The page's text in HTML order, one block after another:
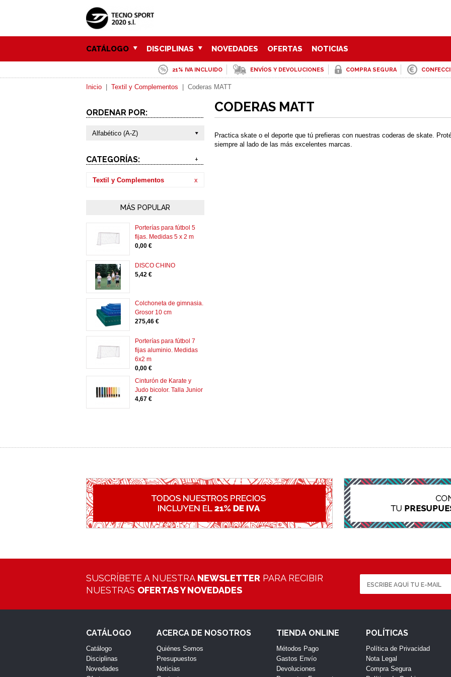
CATÁLOGO DISCIPLINAS NOVEDADES OFERTAS NOTICIAS
21% IVA INCLUIDO ENVÍOS Y DEVOLUCIONES COMPRA SEGURA
Inicio Textil y Complementos Coderas MATT
ORDENAR POR:
Alfabético (A-Z)
CATEGORÍAS: +
Textil y Complementos x
MÁS POPULAR
Porterías para fútbol 5
fijas. Medidas 5 x 2 m
0,00 €
DISCO CHINO
5,42 €
Colchoneta de gimnasia.
Grosor 10 cm
275,46 €
Porterías para fútbol 7
fijas aluminio. Medidas
6x2 m
0,00 €
Cinturón de Karate y
Judo bicolor. Talla Junior
4,67 €
CODERAS MATT
Practica skate o el deporte que tú prefieras con nuestras coderas de skate.
siempre al lado de las más excelentes marcas.
SUSCRÍBETE A NUESTRA NEWSLETTER PARA RECIBIR
NUESTRAS OFERTAS Y NOVEDADES
CATÁLOGO
Catálogo
Disciplinas
Novedades
ACERCA DE NOSOTROS
Quiénes Somos
Presupuestos
Noticias
TIENDA ONLINE
Métodos Pago
Gastos Envío
Devoluciones
POLÍTICAS
Política de Privacidad
Nota Legal
Compra Segura